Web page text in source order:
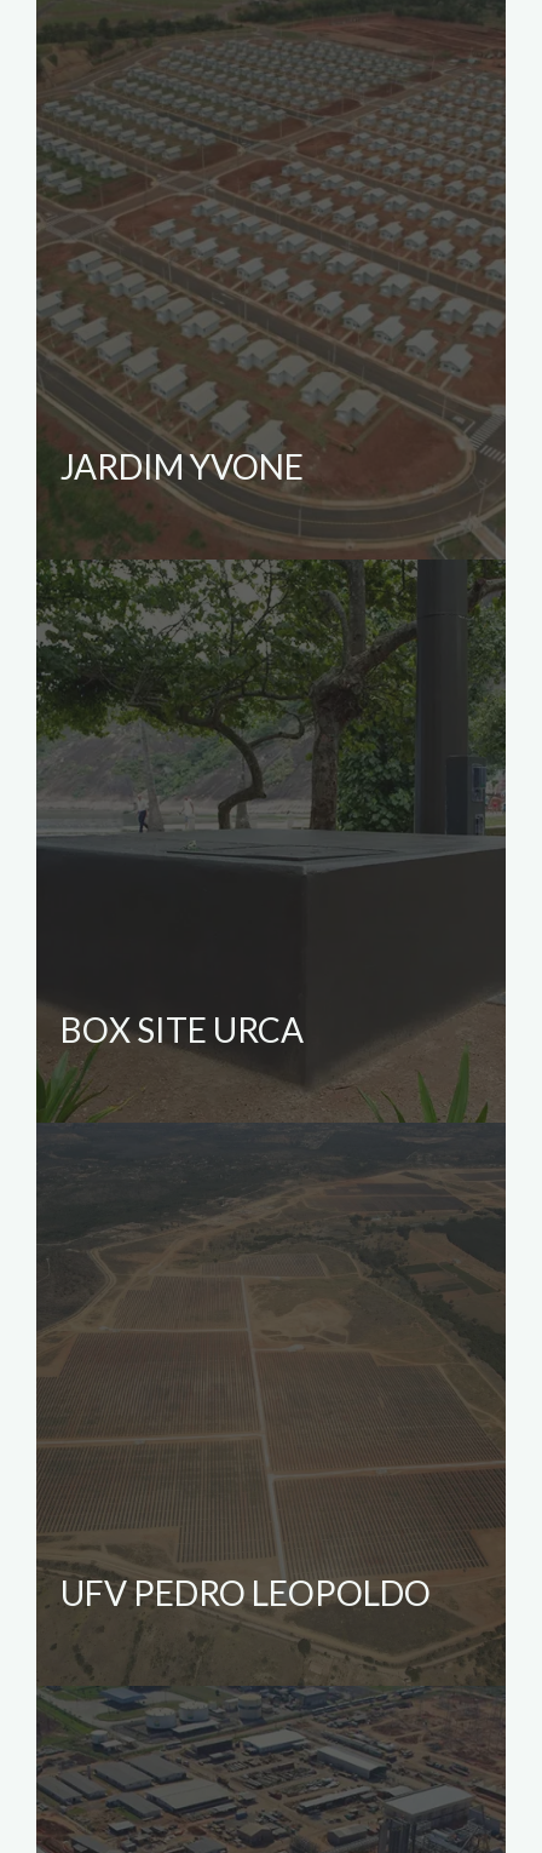
JARDIM YVONE
BOX SITE URCA
UFV PEDRO LEOPOLDO